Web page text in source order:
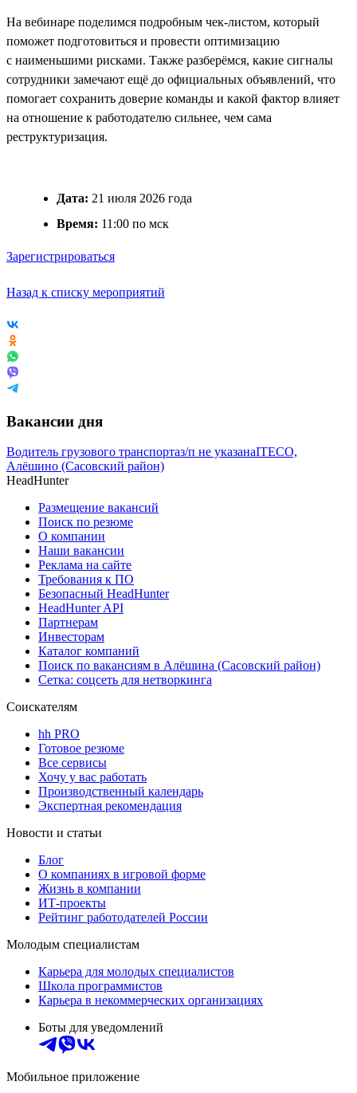
На вебинаре поделимся подробным чек-листом, который
поможет подготовиться и провести оптимизацию
с наименьшими рисками. Также разберёмся, какие сигналы
сотрудники замечают ещё до официальных объявлений, что
помогает сохранить доверие команды и какой фактор влияет
на отношение к работодателю сильнее, чем сама
реструктуризация.
Дата: 21 июля 2026 года
Время: 11:00 по мск
Зарегистрироваться
Назад к списку мероприятий
Вакансии дня
Водитель грузового транспортаз/п не указанаITECO,
Алёшино (Сасовский район)
HeadHunter
Размещение вакансий
Поиск по резюме
О компании
Наши вакансии
Реклама на сайте
Требования к ПО
Безопасный HeadHunter
HeadHunter API
Партнерам
Инвесторам
Каталог компаний
Поиск по вакансиям в Алёшина (Сасовский район)
Сетка: соцсеть для нетворкинга
Соискателям
hh PRO
Готовое резюме
Все сервисы
Хочу у вас работать
Производственный календарь
Экспертная рекомендация
Новости и статьи
Блог
О компаниях в игровой форме
Жизнь в компании
ИТ-проекты
Рейтинг работодателей России
Молодым специалистам
Карьера для молодых специалистов
Школа программистов
Карьера в некоммерческих организациях
Боты для уведомлений
Мобильное приложение